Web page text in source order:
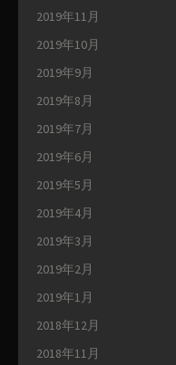
2019年11月
2019年10月
2019年9月
2019年8月
2019年7月
2019年6月
2019年5月
2019年4月
2019年3月
2019年2月
2019年1月
2018年12月
2018年11月